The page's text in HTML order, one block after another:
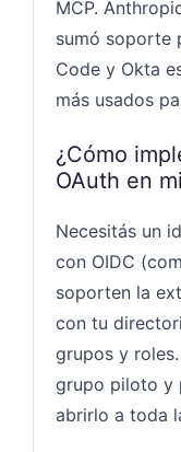
MCP.
sumó soporte
Code y Okta
más usados
¿Cómo
OAuth en
Necesitás un
con OIDC
soporten la
con tu
grupos y
grupo piloto y
abrirlo a toda